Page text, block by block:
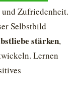
Zufriedenheit.
Selbstbild
stärken,
Lernen